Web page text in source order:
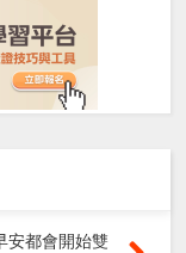
安都會開始雙